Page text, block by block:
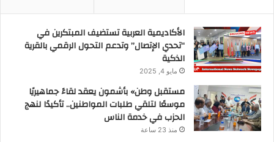
الأكاديمية العربية تستضيف المبتكرين في
“تحدي الإتصال” وتدعم التحول الرقمي بالقرية
الذكية
مايو 4, 2025
مستقبل وطن» بأشمون يعقد لقاءً جماهيريًا
موسعًا لتلقي طلبات المواطنين.. تأكيدًا لنهج
الحزب في خدمة الناس
منذ 23 ساعة